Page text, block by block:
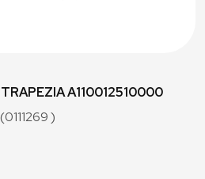
A110012510000
(0111269 )